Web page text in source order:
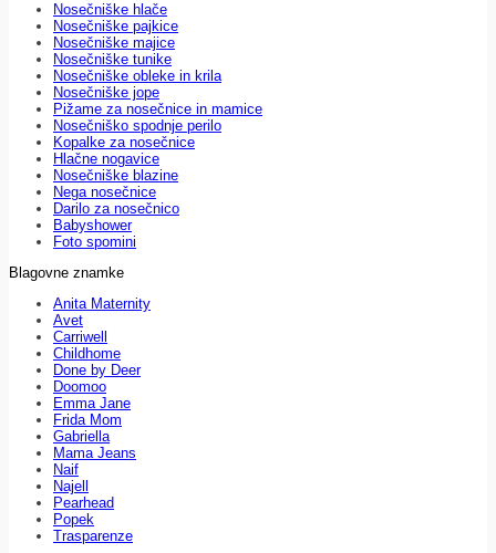
Nosečniške hlače
Nosečniške pajkice
Nosečniške majice
Nosečniške tunike
Nosečniške obleke in krila
Nosečniške jope
Pižame za nosečnice in mamice
Nosečniško spodnje perilo
Kopalke za nosečnice
Hlačne nogavice
Nosečniške blazine
Nega nosečnice
Darilo za nosečnico
Babyshower
Foto spomini
Blagovne znamke
Anita Maternity
Avet
Carriwell
Childhome
Done by Deer
Doomoo
Emma Jane
Frida Mom
Gabriella
Mama Jeans
Naif
Najell
Pearhead
Popek
Trasparenze